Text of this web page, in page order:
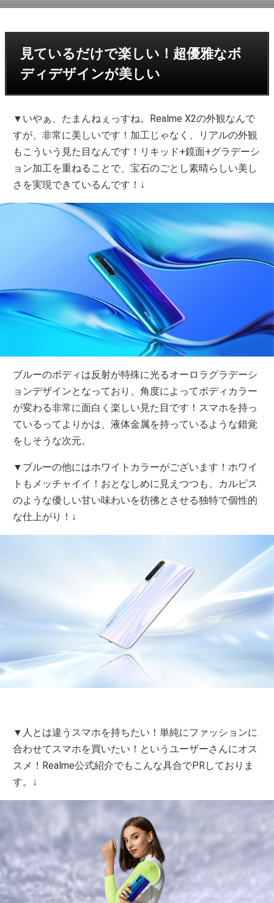
見ているだけで楽しい！超優雅なボ
ディデザインが美しい
▼いやぁ、たまんねぇっすね。Realme X2の外観なんで
すが、非常に美しいです！加工じゃなく、リアルの外観
もこういう見た目なんです！リキッド+鏡面+グラデーシ
ョン加工を重ねることで、宝石のごとし素晴らしい美し
さを実現できているんです！↓
ブルーのボディは反射が特殊に光るオーロラグラデーシ
ョンデザインとなっており、角度によってボディカラー
が変わる非常に面白く楽しい見た目です！スマホを持っ
ているってよりかは、液体金属を持っているような錯覚
をしそうな次元。
▼ブルーの他にはホワイトカラーがございます！ホワイ
トもメッチャイイ！おとなしめに見えつつも、カルピス
のような優しい甘い味わいを彷彿とさせる独特で個性的
な仕上がり！↓
▼人とは違うスマホを持ちたい！単純にファッションに
合わせてスマホを買いたい！というユーザーさんにオス
スメ！Realme公式紹介でもこんな具合でPRしておりま
す。↓